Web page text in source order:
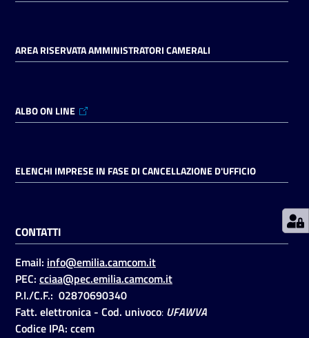
L'impresa
in
Prenotazioni
on line
on line
Accedi
AREA RISERVATA AMMINISTRATORI CAMERALI
ALBO ON LINE
ELENCHI IMPRESE IN FASE DI CANCELLAZIONE D'UFFICIO
CONTATTI
Email: info@emilia.camcom.it
PEC: cciaa@pec.emilia.camcom.it
P.I./C.F.: 02870690340
Fatt. elettronica - Cod. univoco: UFAWVA
Codice IPA: ccem